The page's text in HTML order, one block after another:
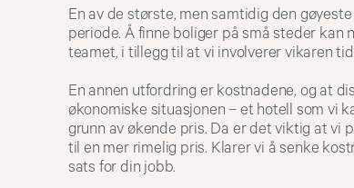
En av de største, men samtidig den
periode. Å finne boliger på små steder kan
teamet, i tillegg til at vi involverer vikaren
En annen utfordring er kostnadene, og at
økonomiske situasjonen – et hotell som vi
grunn av økende pris. Da er det viktig at vi
til en mer rimelig pris. Klarer vi å senke
sats for din jobb.